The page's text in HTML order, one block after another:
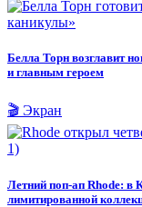
Белла Торн возглавит
и главным героем
🎬 Экран
Летний поп-ап Rhode: в
лимитированной